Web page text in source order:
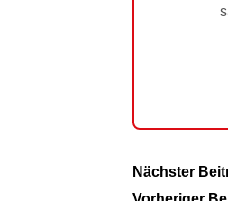
Nächster